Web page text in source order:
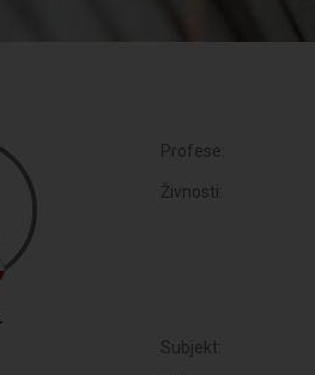
Profese:
Živnosti:
Subjekt: